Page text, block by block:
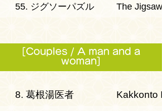
55. ジグソーパズル The Jigsaw
[Couples / A man and a
woman]
8. 葛根湯医者 Kakkonto